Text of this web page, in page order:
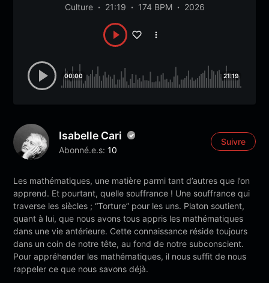
Culture 21:19 174 BPM 2026
00:00 21:19
Isabelle Cari
Abonné.e.s: 10
Suivre
Les mathématiques, une matière parmi tant d’autres que l’on
apprend. Et pourtant, quelle souffrance ! Une souffrance qui
traverse les siècles ; “Torture” pour les uns. Platon soutient,
quant à lui, que nous avons tous appris les mathématiques
dans une vie antérieure. Cette connaissance réside toujours
dans un coin de notre tête, au fond de notre subconscient.
Pour appréhender les mathématiques, il nous suffit de nous
rappeler ce que nous savons déjà.